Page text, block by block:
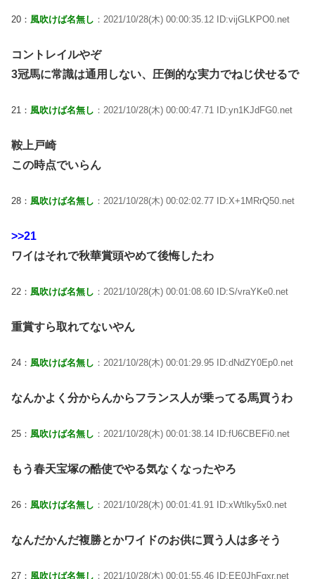
20： 風吹けば名無し ：2021/10/28(木) 00:00:35.12 ID:vijGLKPO0.net
コントレイルやぞ
3冠馬に常識は通用しない、圧倒的な実力でねじ伏せるで
21： 風吹けば名無し ：2021/10/28(木) 00:00:47.71 ID:yn1KJdFG0.net
鞍上戸崎
この時点でいらん
28： 風吹けば名無し ：2021/10/28(木) 00:02:02.77 ID:X+1MRrQ50.net
>>21
ワイはそれで秋華賞頭やめて後悔したわ
22： 風吹けば名無し ：2021/10/28(木) 00:01:08.60 ID:S/vraYKe0.net
重賞すら取れてないやん
24： 風吹けば名無し ：2021/10/28(木) 00:01:29.95 ID:dNdZY0Ep0.net
なんかよく分からんからフランス人が乗ってる馬買うわ
25： 風吹けば名無し ：2021/10/28(木) 00:01:38.14 ID:fU6CBEFi0.net
もう春天宝塚の酷使でやる気なくなったやろ
26： 風吹けば名無し ：2021/10/28(木) 00:01:41.91 ID:xWtlky5x0.net
なんだかんだ複勝とかワイドのお供に買う人は多そう
27： 風吹けば名無し ：2021/10/28(木) 00:01:55.46 ID:EE0JhFgxr.net